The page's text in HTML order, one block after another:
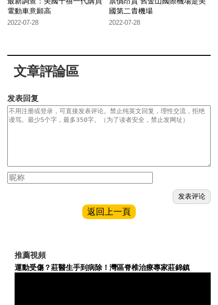
電動車意願高
2022-07-28
國第二貴機場
2022-07-28
文章評論區
发表回复
返回上一頁
推薦視頻
運動受傷？莊醫生手到病除！灣區脊椎治療專家莊錦鎮